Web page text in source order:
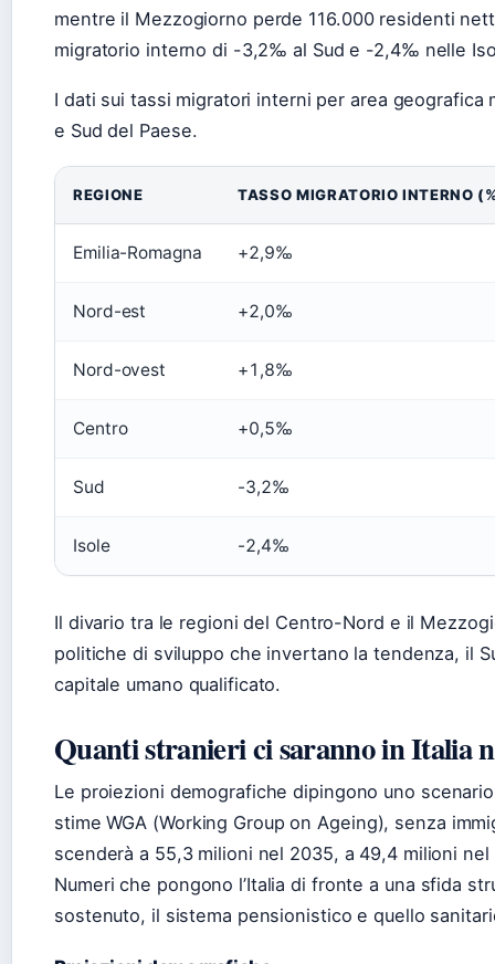
mentre il Mezzogiorno perde 116.000 residenti
migratorio interno di -3,2‰ al Sud e -2,4‰ nelle
I dati sui tassi migratori interni per area geografica
e Sud del Paese.
REGIONE TASSO MIGRATORIO INTERNO
Emilia-Romagna +2,9‰
Nord-est +2,0‰
Nord-ovest +1,8‰
Centro +0,5‰
Sud -3,2‰
Isole -2,4‰
Il divario tra le regioni del Centro-Nord e il
politiche di sviluppo che invertano la tendenza, il
capitale umano qualificato.
Quanti stranieri ci saranno in Italia
Le proiezioni demografiche dipingono uno
stime WGA (Working Group on Ageing), senza
scenderà a 55,3 milioni nel 2035, a 49,4 milioni
Numeri che pongono l’Italia di fronte a una sfida
sostenuto, il sistema pensionistico e quello